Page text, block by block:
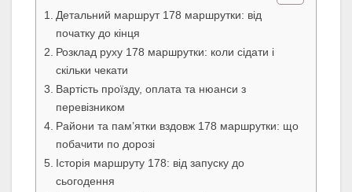
Детальний маршрут 178 маршрутки: від
початку до кінця
Розклад руху 178 маршрутки: коли сідати і
скільки чекати
Вартість проїзду, оплата та нюанси з
перевізником
Райони та пам’ятки вздовж 178 маршрутки: що
побачити по дорозі
Історія маршруту 178: від запуску до
сьогодення